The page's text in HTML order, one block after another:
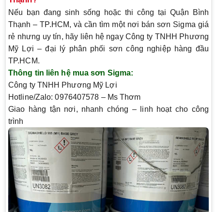
Nếu bạn đang sinh sống hoặc thi công tại Quận Bình
Thạnh – TP.HCM, và cần tìm một nơi bán sơn Sigma giá
rẻ nhưng uy tín, hãy liên hệ ngayCông ty TNHH Phương
Mỹ Lợi – đại lý phân phối sơn công nghiệp hàng đầu
TP.HCM.
Thông tin liên hệ mua sơn Sigma:
Công ty TNHH Phương Mỹ Lợi
Hotline/Zalo: 0976407578 – Ms Thơm
Giao hàng tận nơi, nhanh chóng – linh hoạt cho công
trình